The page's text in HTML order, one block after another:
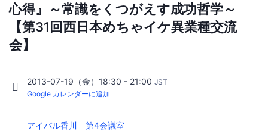
心得』～常識をくつがえす成功哲学～
【第31回西日本めちゃイケ異業種交流
会】
2013-07-19（金）18:30 - 21:00 JST
Google カレンダーに追加
アイパル香川 第4会議室